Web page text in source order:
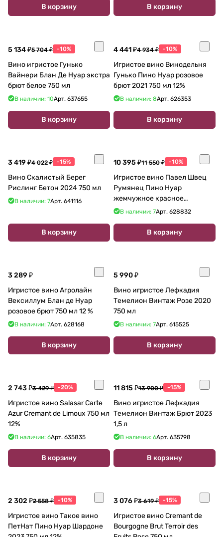
В корзину В корзину
5 134 ₽5 704 ₽ -10%
Вино игристое Гунько
Вайнери Блан Де Нуар экстра
брют белое 750 мл
В наличии: 10Арт. 637655
В корзину
4 441 ₽4 934 ₽ -10%
Игристое вино Винодельня
Гунько Пино Нуар розовое
брют 2021 750 мл 12%
В наличии: 8Арт. 626353
В корзину
3 419 ₽4 022 ₽ -15%
Вино Скалистый Берег
Рислинг Бетон 2024 750 мл
В наличии: 7Арт. 641116
В корзину
10 395 ₽11 550 ₽ -10%
Игристое вино Павел Швец
Румянец Пино Нуар
жемчужное красное
полусухое 750 мл 12%
В наличии: 7Арт. 628832
В корзину
3 289 ₽
Игристое вино Агролайн
Вексиллум Блан де Нуар
розовое брют 750 мл 12 %
В наличии: 7Арт. 628168
В корзину
5 990 ₽
Вино игристое Лефкадия
Темелион Винтаж Розе 2020
750 мл
В наличии: 7Арт. 615525
В корзину
2 743 ₽3 429 ₽ -20%
Игристое вино Salasar Carte
Azur Cremant de Limoux 750 мл
12%
В наличии: 6Арт. 635835
В корзину
11 815 ₽13 900 ₽ -15%
Вино игристое Лефкадия
Темелион Винтаж Брют 2023
1,5 л
В наличии: 6Арт. 635798
В корзину
2 302 ₽2 558 ₽ -10%
Игристое вино Такое вино
ПетНат Пино Нуар Шардоне
3 076 ₽3 619 ₽ -15%
Игристое вино Cremant de
Bourgogne Brut Terroir des